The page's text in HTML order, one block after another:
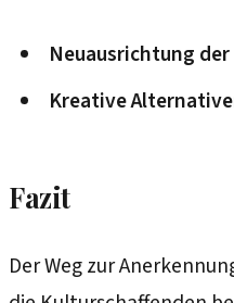
Neuausrichtung
Kreative
Fazit
Der Weg zur